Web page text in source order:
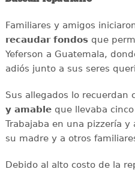
Familiares y amigos
recaudar fondosque
Yeferson a Guatemala,
adiós junto a sus seres
Sus allegados lo recuerdan
y amableque llevaba cinco
Trabajaba en una pizzería
su madre y a otros
Debido al alto costo de la